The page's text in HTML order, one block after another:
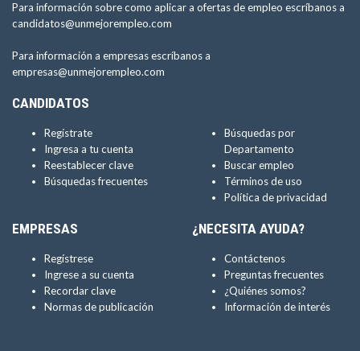
Para información sobre como aplicar a ofertas de empleo escríbanos a
candidatos@unmejorempleo.com
Para información a empresas escríbanos a
empresas@unmejorempleo.com
CANDIDATOS
Regístrate
Ingresa a tu cuenta
Reestablecer clave
Búsquedas frecuentes
Búsquedas por
Departamento
Buscar empleo
Términos de uso
Política de privacidad
EMPRESAS
Regístrese
Ingrese a su cuenta
Recordar clave
Normas de publicación
¿NECESITA AYUDA?
Contáctenos
Preguntas frecuentes
¿Quiénes somos?
Información de interés